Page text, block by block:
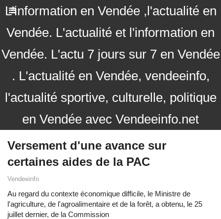
L'information en Vendée ,l'actualité en
Vendée. L'actualité et l'information en
Vendée. L'actu 7 jours sur 7 en Vendée
. L'actualité en Vendée, vendeeinfo,
l'actualité sportive, culturelle, politique
en Vendée avec Vendeeinfo.net
Versement d'une avance sur
certaines aides de la PAC
Vendeeinfo
Au regard du contexte économique difficile, le Ministre de
l'agriculture, de l'agroalimentaire et de la forêt, a obtenu, le 25
juillet dernier, de la Commission